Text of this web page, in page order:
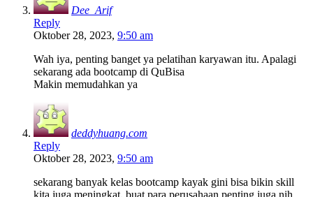
Dee_Arif
Reply
Oktober 28, 2023, 9:50 am
Wah iya, penting banget ya pelatihan karyawan itu. Apalagi
sekarang ada bootcamp di QuBisa
Makin memudahkan ya
deddyhuang.com
Reply
Oktober 28, 2023, 9:50 am
sekarang banyak kelas bootcamp kayak gini bisa bikin skill
kita juga meningkat. buat para perusahaan penting juga nih